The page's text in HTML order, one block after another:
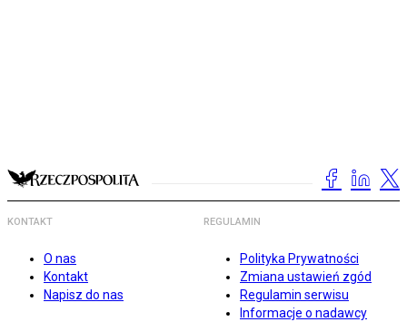
KONTAKT
O nas
Kontakt
Napisz do nas
REGULAMIN
Polityka Prywatności
Zmiana ustawień zgód
Regulamin serwisu
Informacje o nadawcy